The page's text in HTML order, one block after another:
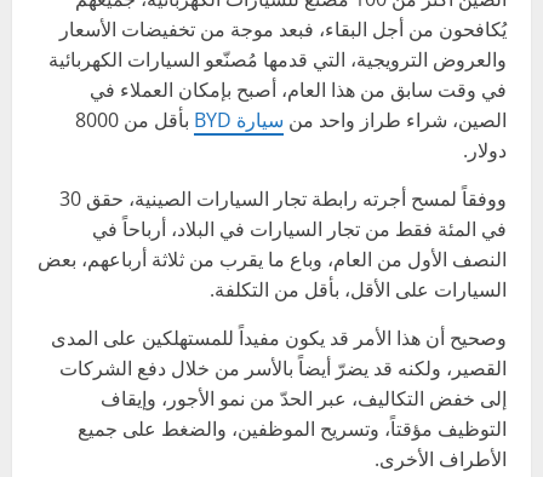
يُكافحون من أجل البقاء، فبعد موجة من تخفيضات الأسعار
والعروض الترويجية، التي قدمها مُصنّعو السيارات الكهربائية
في وقت سابق من هذا العام، أصبح بإمكان العملاء في
الصين، شراء طراز واحد من سيارة BYD
بأقل من 8000
دولار.
ووفقاً لمسح أجرته رابطة تجار السيارات الصينية، حقق 30
في المئة فقط من تجار السيارات في البلاد، أرباحاً في
النصف الأول من العام، وباع ما يقرب من ثلاثة أرباعهم، بعض
السيارات على الأقل، بأقل من التكلفة.
وصحيح أن هذا الأمر قد يكون مفيداً للمستهلكين على المدى
القصير، ولكنه قد يضرّ أيضاً بالأسر من خلال دفع الشركات
إلى خفض التكاليف، عبر الحدّ من نمو الأجور، وإيقاف
التوظيف مؤقتاً، وتسريح الموظفين، والضغط على جميع
الأطراف الأخرى.